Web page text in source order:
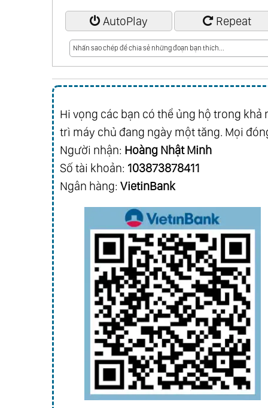
AutoPlay Repeat
Hi vọng các bạn có thể ủng hộ trong
trì máy chủ đang ngày một tăng. Mọi
Người nhận: Hoàng Nhật Minh
Số tài khoản: 103873878411
Ngân hàng: VietinBank